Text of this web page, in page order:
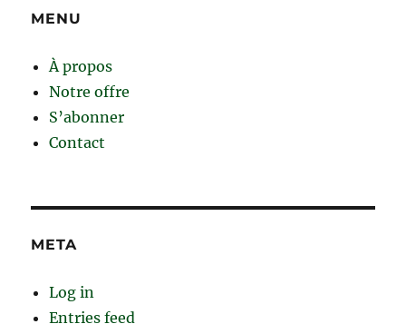
MENU
À propos
Notre offre
S’abonner
Contact
META
Log in
Entries feed